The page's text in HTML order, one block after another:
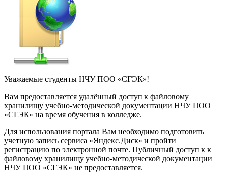
Уважаемые студенты НЧУ ПОО «СГЭК»!
Вам предоставляется удалённый доступ к файловому
хранилищу учебно-методической документации НЧУ ПОО
«СГЭК» на время обучения в колледже.
Для использования портала Вам необходимо подготовить
учетную запись сервиса «Яндекс.Диск» и пройти
регистрацию по электронной почте. Публичный доступ к к
файловому хранилищу учебно-методической документации
НЧУ ПОО «СГЭК» не предоставляется.